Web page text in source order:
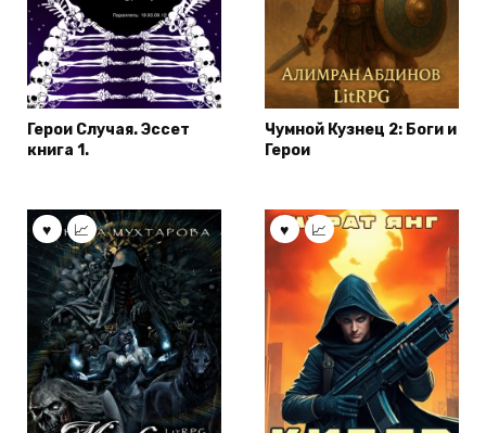
Герои Случая. Эссет
книга 1.
Чумной Кузнец 2: Боги и
Герои